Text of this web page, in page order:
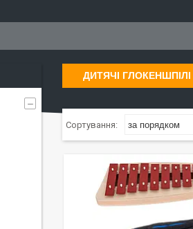
ДИТЯЧІ ГЛОКЕНШПІЛІ